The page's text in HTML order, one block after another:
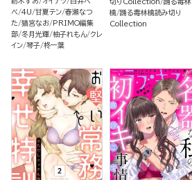
べ 4U 甘夏テン 春瀬なつ
た 猫宮なお
PRIMO編集
部 冬月光輝 柚子れもん クレ
イン 琴子 柊一葉
切りCollection 踊る毒林
檎 踊る毒林檎読み切り
Collection